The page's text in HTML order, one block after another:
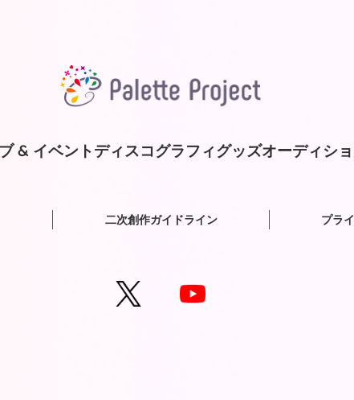
& イベントディスコグラフィグッズオーディシ
二次創作ガイドライン プラ